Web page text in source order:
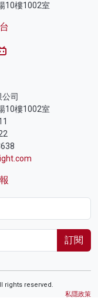
10樓1002室
司
10樓1002室
訂閱
rights reserved.
私隱政策